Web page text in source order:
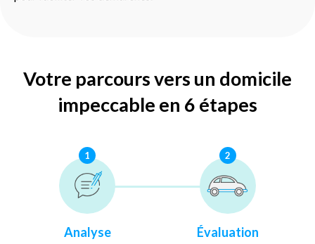
Votre parcours vers un domicile
impeccable en 6 étapes
1
Analyse
2
Évaluation